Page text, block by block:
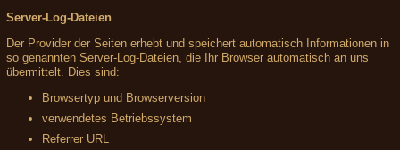
Server-Log-Dateien
Der Provider der Seiten erhebt und speichert automatisch Informationen in
so genannten Server-Log-Dateien, die Ihr Browser automatisch an uns
übermittelt. Dies sind:
Browsertyp und Browserversion
verwendetes Betriebssystem
Referrer URL